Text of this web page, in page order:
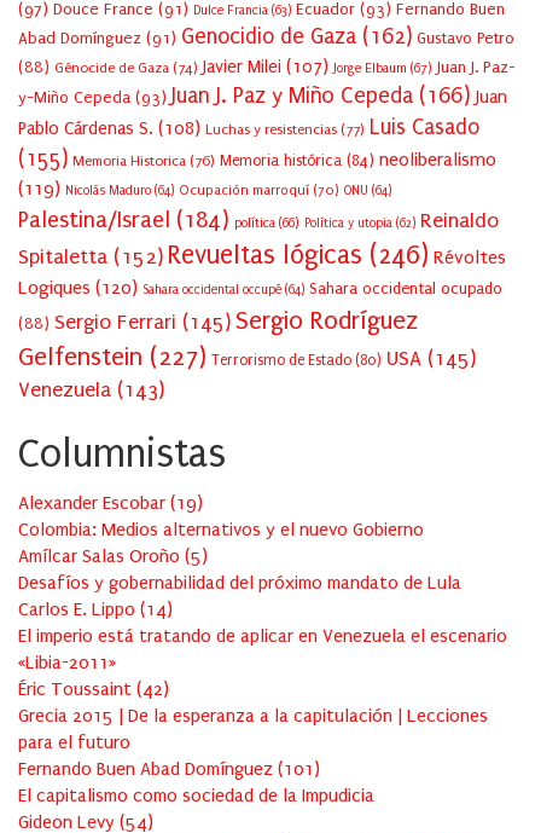
(97) Douce France (91) Dulce Francia (63) Ecuador (93) Fernando Buen
Abad Domínguez (91) Genocidio de Gaza (162) Gustavo Petro
(88) Génocide de Gaza (74) Javier Milei (107) Jorge Elbaum (67) Juan J. Paz-
y-Miño Cepeda (93) Juan J. Paz y Miño Cepeda (166) Juan
Pablo Cárdenas S. (108) Luchas y resistencias (77) Luis Casado
(155) Memoria Historica (76) Memoria histórica (84) neoliberalismo
(119) Nicolás Maduro (64) Ocupación marroquí (70) ONU (64)
Palestina/Israel (184) política (66) Política y utopia (62) Reinaldo
Spitaletta (152) Revueltas lógicas (246) Révoltes
Logiques (120) Sahara occidental occupé (64) Sahara occidental ocupado
(88) Sergio Ferrari (145) Sergio Rodríguez
Gelfenstein (227) Terrorismo de Estado (80) USA (145)
Venezuela (143)
Columnistas
Alexander Escobar (19)
Colombia: Medios alternativos y el nuevo Gobierno
Amílcar Salas Oroño (5)
Desafíos y gobernabilidad del próximo mandato de Lula
Carlos E. Lippo (14)
El imperio está tratando de aplicar en Venezuela el escenario
«Libia-2011»
Éric Toussaint (42)
Grecia 2015 | De la esperanza a la capitulación | Lecciones
para el futuro
Fernando Buen Abad Domínguez (101 )
El capitalismo como sociedad de la Impudicia
Gideon Levy (54)